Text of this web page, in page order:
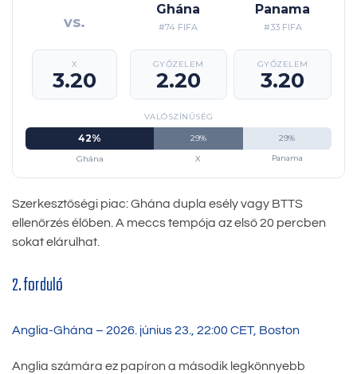
Ghána
#74 FIFA
GYŐZELEM
2.20
vs.
X
3.20
Panama
#33 FIFA
GYŐZELEM
3.20
VALÓSZÍNŰSÉG
42% 29%
29%
Ghána
X Panama
Szerkesztőségi piac: Ghána dupla esély vagy BTTS
ellenőrzés élőben. A meccs tempója az első 20 percben
sokat elárulhat.
2. forduló
Anglia-Ghána – 2026. június 23., 22:00 CET, Boston
Anglia számára ez papíron a második legkönnyebb